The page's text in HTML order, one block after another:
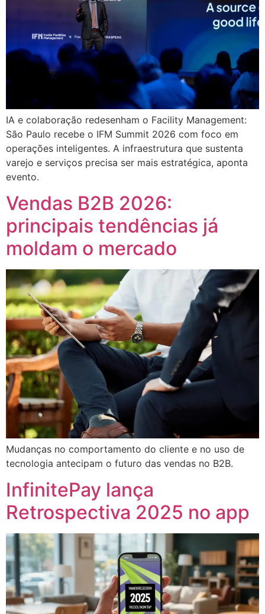
IA e colaboração redesenham o Facility Management:
São Paulo recebe o IFM Summit 2026 com foco em
operações inteligentes. A infraestrutura que sustenta
varejo e serviços precisa ser mais estratégica, aponta
evento.
Vendas B2B 2026:
principais tendências já
moldam o mercado
Mudanças no comportamento do cliente e no uso de
tecnologia antecipam o futuro das vendas no B2B.
InfinitePay lança
Retrospectiva 2025 no app